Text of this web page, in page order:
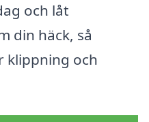
och låt
din häck, så
klippning och